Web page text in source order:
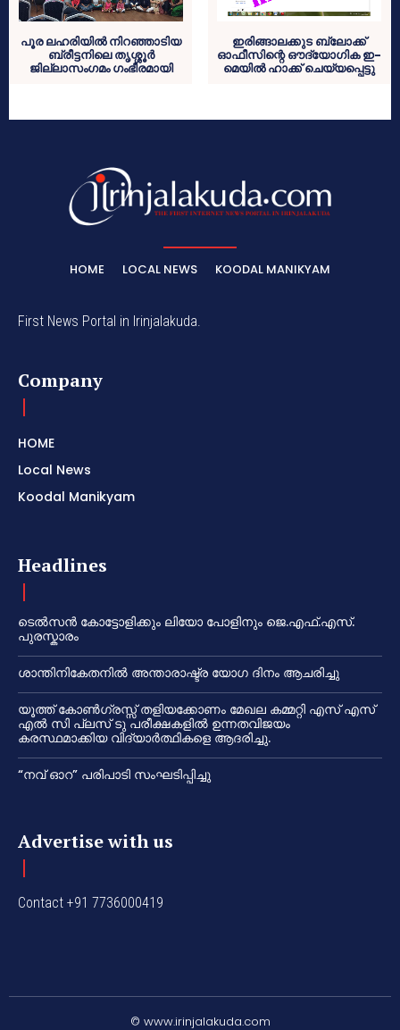
പൂര ലഹരിയില്‍ നിറഞ്ഞാടിയ
ബ്രീട്ടനിലെ തൃശ്ശൂര്‍
ജില്ലാസംഗമം ഗംഭീരമായി
ഇരിങ്ങാലക്കുട ബ്ലോക്ക്
ഓഫീസിന്റെ ഔദ്യോഗിക ഇ-
മെയില്‍ ഹാക്ക് ചെയ്യപ്പെട്ടു
HOME LOCAL NEWS KOODAL MANIKYAM
First News Portal in Irinjalakuda.
Company
HOME
Local News
Koodal Manikyam
Headlines
ടെൽസൻ കോട്ടോളിക്കും ലിയോ പോളിനും ജെ.എഫ്.എസ്.
പുരസ്കാരം
ശാന്തിനികേതനിൽ അന്താരാഷ്ട്ര യോഗ ദിനം ആചരിച്ചു
യൂത്ത് കോൺഗ്രസ്സ് തളിയക്കോണം മേഖല കമ്മറ്റി എസ് എസ്
എൽ സി പ്ലസ് ടു പരീക്ഷകളിൽ ഉന്നതവിജയം
കരസ്ഥമാക്കിയ വിദ്യാർത്ഥികളെ ആദരിച്ചു.
“നവ് ഓറ” പരിപാടി സംഘടിപ്പിച്ചു
Advertise with us
Contact +91 7736000419
© www.irinjalakuda.com